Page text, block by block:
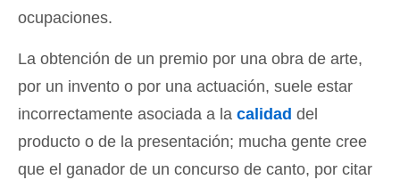
ocupaciones.
La obtención de un premio por una obra de arte,
por un invento o por una actuación, suele estar
incorrectamente asociada a la calidad del
producto o de la presentación; mucha gente cree
que el ganador de un concurso de canto, por citar